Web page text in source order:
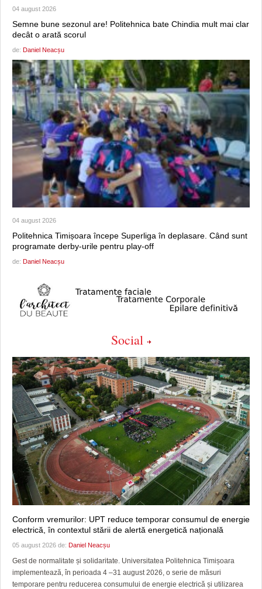
04 august 2026
Semne bune sezonul are! Politehnica bate Chindia mult mai clar
decât o arată scorul
de: Daniel Neacșu
04 august 2026
Politehnica Timișoara începe Superliga în deplasare. Când sunt
programate derby-urile pentru play-off
de: Daniel Neacșu
Social
Conform vremurilor: UPT reduce temporar consumul de energie
electrică, în contextul stării de alertă energetică națională
05 august 2026 de: Daniel Neacșu
Gest de normalitate și solidaritate. Universitatea Politehnica Timișoara
implementează, în perioada 4 –31 august 2026, o serie de măsuri
temporare pentru reducerea consumului de energie electrică și utilizarea